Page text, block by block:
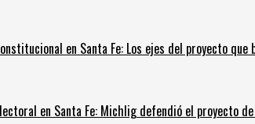
en Santa Fe: Los ejes del proyecto
en Santa Fe: Michlig defendió el proyecto